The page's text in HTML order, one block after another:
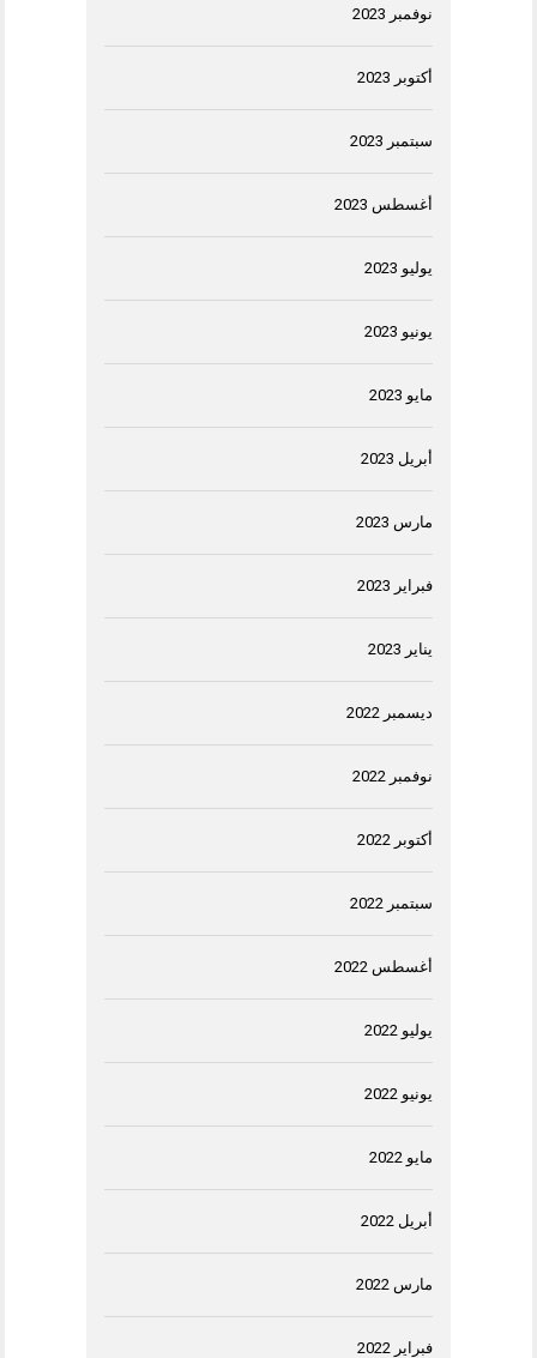
نوفمبر 2023
أكتوبر 2023
سبتمبر 2023
أغسطس 2023
يوليو 2023
يونيو 2023
مايو 2023
أبريل 2023
مارس 2023
فبراير 2023
يناير 2023
ديسمبر 2022
نوفمبر 2022
أكتوبر 2022
سبتمبر 2022
أغسطس 2022
يوليو 2022
يونيو 2022
مايو 2022
أبريل 2022
مارس 2022
فبراير 2022